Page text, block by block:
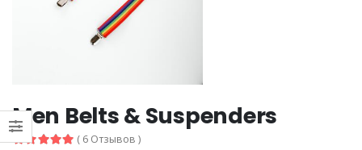
Men Belts & Suspenders
( 6 Отзывов )